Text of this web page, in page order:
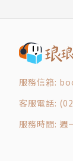
艾倫
▲暢
爾
服務信箱:
客服電話:
服務時間: 週